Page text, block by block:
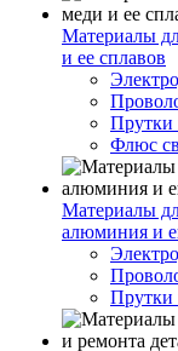
Материалы
и ее сплавов
Прутки
Флюс
Материалы
алюминия и
Прутки